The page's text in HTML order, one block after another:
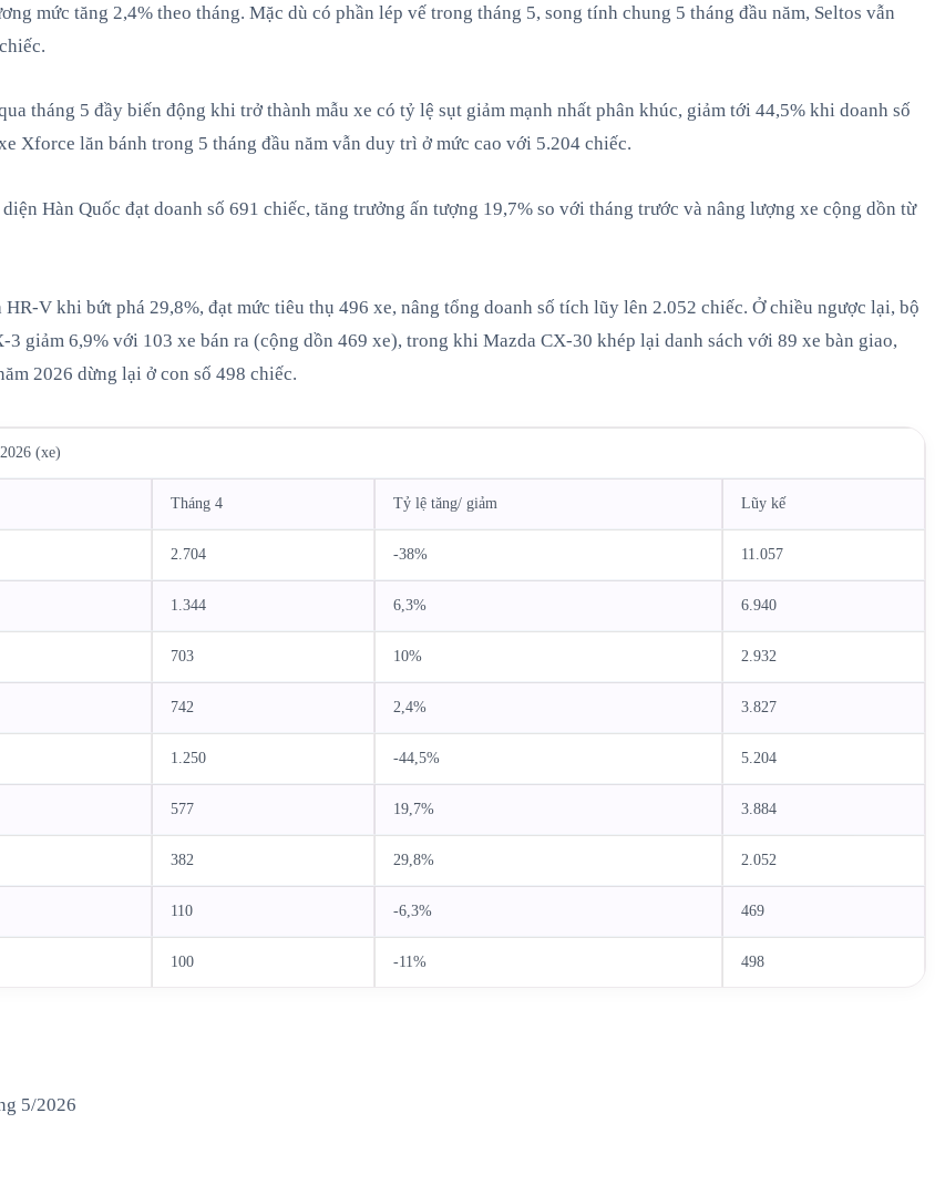
mức tăng 2,4% theo tháng. Mặc dù có phần lép vế trong tháng 5, song tính chung 5 tháng đầu năm, Seltos vẫn
tháng 5 đầy biến động khi trở thành mẫu xe có tỷ lệ sụt giảm mạnh nhất phân khúc, giảm tới 44,5% khi doanh số
Xforce lăn bánh trong 5 tháng đầu năm vẫn duy trì ở mức cao với 5.204 chiếc.
Hàn Quốc đạt doanh số 691 chiếc, tăng trưởng ấn tượng 19,7% so với tháng trước và nâng lượng xe cộng dồn từ
V khi bứt phá 29,8%, đạt mức tiêu thụ 496 xe, nâng tổng doanh số tích lũy lên 2.052 chiếc. Ở chiều ngược lại, bộ
giảm 6,9% với 103 xe bán ra (cộng dồn 469 xe), trong khi Mazda CX-30 khép lại danh sách với 89 xe bàn giao,
2026 dừng lại ở con số 498 chiếc.
(xe)
Tháng 4 Tỷ lệ tăng/ giảm Lũy kế
2.704 -38% 11.057
1.344 6,3% 6.940
703 10% 2.932
742 2,4% 3.827
1.250 -44,5% 5.204
577 19,7% 3.884
382 29,8% 2.052
110 -6,3% 469
100 -11% 498
5/2026